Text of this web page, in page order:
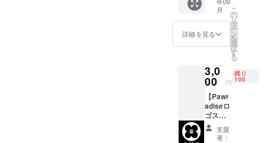
しま
す。
カー2枚
を提
供。 ・
カラー
展開：
白 ・商
ズ：
7.5cm×
7.5cm
月
詳細を見る
こ
の
リ
タ
ー
ン
を
選
択
す
る
3,0
00 円
残り
100
【Pawr
adiseロ
ゴス
テッ
カー支援
者：